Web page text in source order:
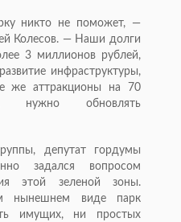
никто не поможет, —
Колесов. — Наши долги
3 миллионов рублей,
инфраструктуры,
же аттракционы на 70
нужно обновлять
депутат гордумы
задался вопросом
этой зеленой зоны.
нынешнем виде парк
имущих, ни простых